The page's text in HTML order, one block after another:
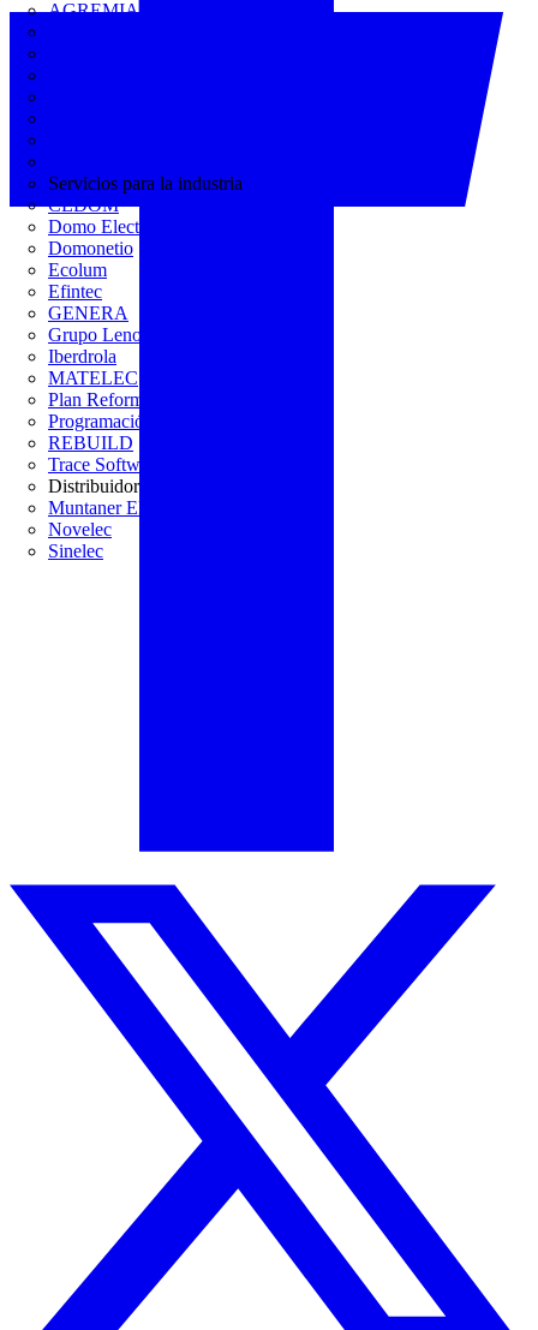
AGREMIA
Servicios para la industria
CEDOM
Domo Electra
Domonetio
Ecolum
Efintec
GENERA
Grupo Lenor
Iberdrola
MATELEC
Plan Reforma
Programación Integral
REBUILD
Trace Software
Distribuidor
Muntaner Electro
Novelec
Sinelec